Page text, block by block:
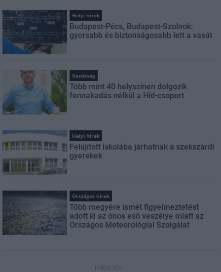
Helyi hírek
Budapest-Pécs, Budapest-Szolnok:
gyorsabb és biztonságosabb lett a vasút
Gazdaság
Több mint 40 helyszínen dolgozik
fennakadás nélkül a Híd-csoport
Helyi hírek
Felújított iskolába járhatnak a szekszárdi
gyerekek
Országos hírek
Több megyére ismét figyelmeztetést
adott ki az ónos eső veszélye miatt az
Országos Meteorológiai Szolgálat
HIRDETÉS